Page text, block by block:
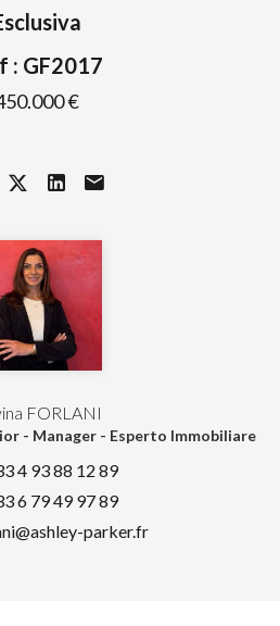
FORLANI
- Manager - Esperto Immobiliare
4 93 88 12 89
6 79 49 97 89
parker.fr
: GF2017
€